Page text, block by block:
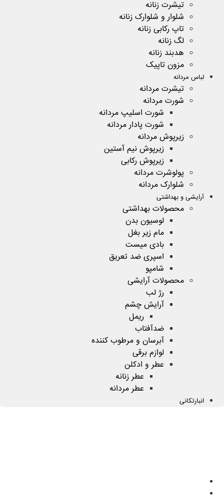
تیشرت زنانه
شلوار و شلوارک زنانه
تاپ رکابی زنانه
لگ زنانه
هدبند زنانه
مزون تاپیک
لباس مردانه
تیشرت مردانه
شورت مردانه
شورت اسلیپ مردانه
شورت پادار مردانه
زیرپوش مردانه
زیرپوش نیم آستین
زیرپوش رکابی
پولوشرت مردانه
شلوارک مردانه
آرایشی و بهداشتی
محصولات بهداشتی
لوسیون بدن
مام زیر بغل
بادی میست
اسپری ضد تعریق
شامپو
محصولات آرایشی
رژ لب
آرایش چشم
ریمل
ضدآفتاب
آبرسان و مرطوب کننده
لوازم برقی
عطر و ادکلن
عطر زنانه
عطر مردانه
انبارتکانی